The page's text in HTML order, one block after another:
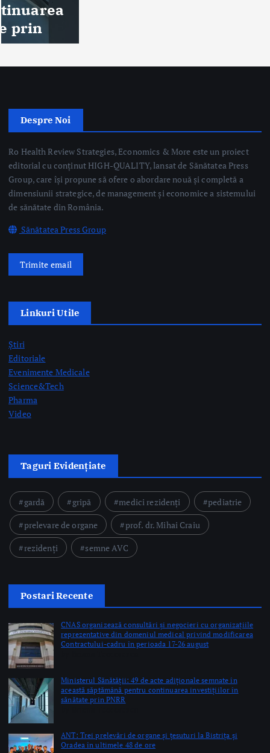
Despre Noi
dimensiunii strategice, de management și economice a sistemului
de sănătate din România.
Sănătatea Press Group
Trimite email
Linkuri Utile
Știri
Science&Tech
Taguri Evidențiate
rezidenți
semne AVC
Postari Recente
CNAS organizează consultări și negocieri cu organizațiile
reprezentative din domeniul medical privind modificarea
sănătate prin PNRR
by Briana Teodorescu
by Briana Teodorescu